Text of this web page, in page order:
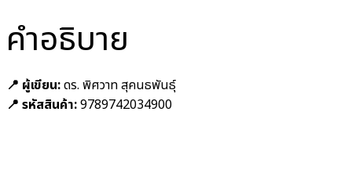
คำอธิบาย
📍 ผู้เขียน:ดร. พิศวาท สุคนธพันธุ์
📍 รหัสสินค้า:9789742034900